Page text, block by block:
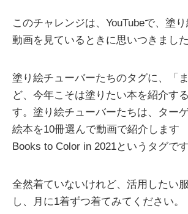
このチャレンジは、YouTubeで、塗
動画を見ているときに思いつきました
塗り絵チューバーたちのタグに、「
ど、今年こそは塗りたい本を紹介す
す。塗り絵チューバーたちは、ター
絵本を10冊選んで動画で紹介します
Books to Color in 2021というタグです
全然着ていないけれど、活用したい
し、月に1着ずつ着てみてください。